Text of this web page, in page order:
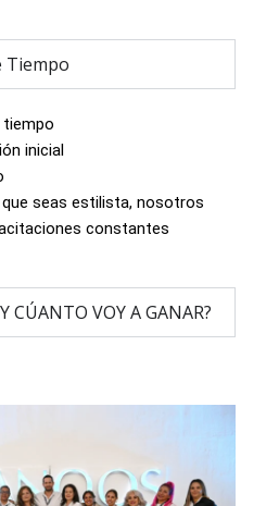
Tiempo
tiempo
inicial
seas estilista, nosotros
constantes
CÚANTO VOY A GANAR?